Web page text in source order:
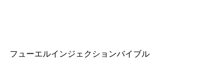
フューエルインジェクションバイブル